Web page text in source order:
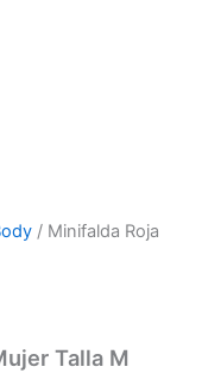
/ Minifalda Roja
Talla M